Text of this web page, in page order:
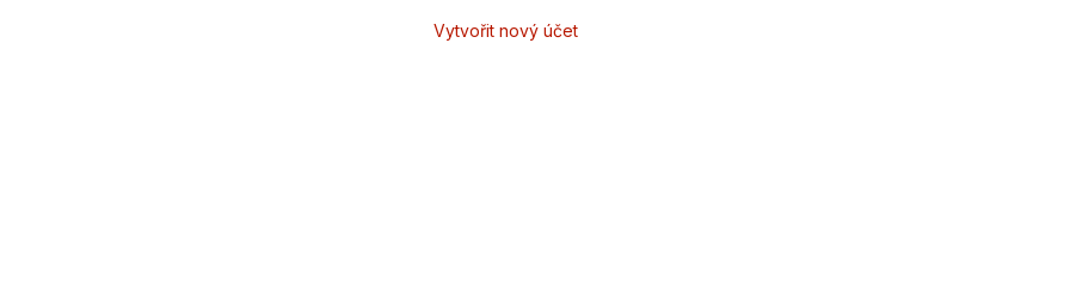
Vytvořit nový účet